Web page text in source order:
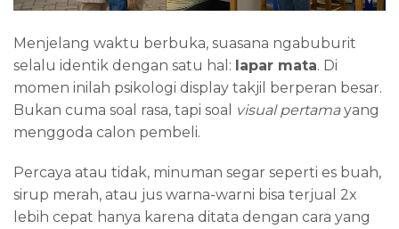
Menjelang waktu berbuka, suasana ngabuburit
selalu identik dengan satu hal: lapar mata. Di
momen inilah psikologi display takjil berperan besar.
Bukan cuma soal rasa, tapi soal
visual pertamayang
menggoda calon pembeli.
Percaya atau tidak, minuman segar seperti es buah,
sirup merah, atau jus warna-warni bisa terjual 2x
lebih cepat hanya karena ditata dengan cara yang